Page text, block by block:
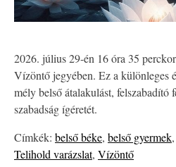
2026. július 29-én 16 óra 35
Vízöntő jegyében. Ez a különleges
mély belső átalakulást, felszabadító
szabadság ígéretét.
Címkék: belső béke, belső gyermek,
Telihold varázslat, Vízöntő